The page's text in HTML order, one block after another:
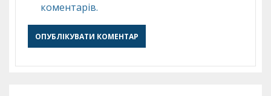
коментарів.